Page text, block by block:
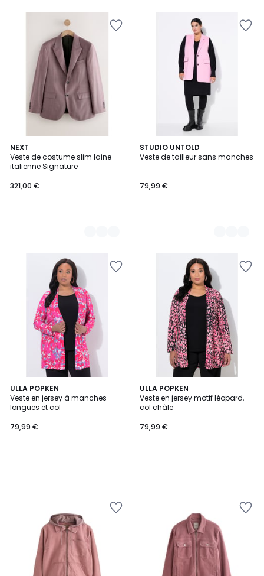
NEXT
Veste de costume slim laine
italienne Signature
321,00 €
5
Couleurs
STUDIO UNTOLD
Veste de tailleur sans manches
79,99 €
3
Couleurs
ULLA POPKEN
Veste en jersey à manches
longues et col
79,99 €
ULLA POPKEN
Veste en jersey motif léopard,
col châle
79,99 €